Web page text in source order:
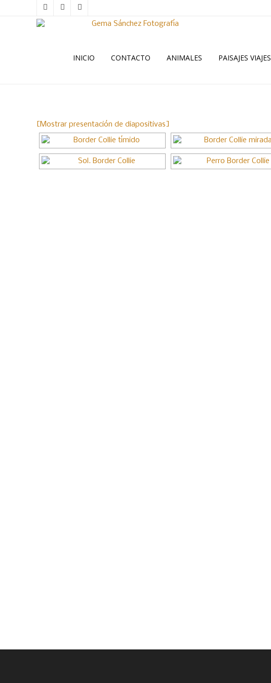
INICIO CONTACTO ANIMALES PAISAJES VIAJES
[Mostrar presentación de diapositivas]